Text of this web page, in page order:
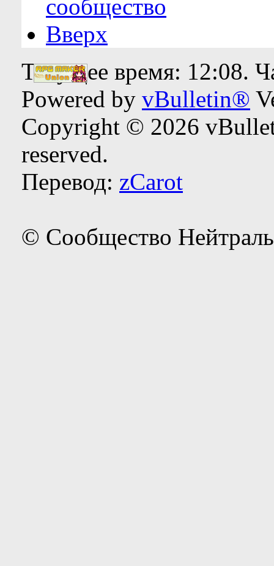
сообщество
Вверх
Текущее время: 12:08.
Powered by vBulletin®
Copyright © 2026
reserved.
Перевод: zCarot
© Сообщество